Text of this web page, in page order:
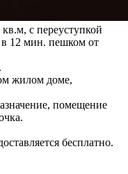
с переуступкой
12 мин. пешком от
жилом доме,
помещение
бесплатно.